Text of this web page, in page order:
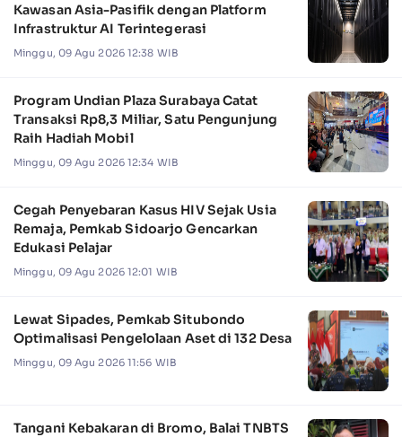
Kawasan Asia-Pasifik dengan Platform
Infrastruktur AI Terintegerasi
Minggu, 09 Agu 2026 12:38 WIB
Program Undian Plaza Surabaya Catat
Transaksi Rp8,3 Miliar, Satu Pengunjung
Raih Hadiah Mobil
Minggu, 09 Agu 2026 12:34 WIB
Cegah Penyebaran Kasus HIV Sejak Usia
Remaja, Pemkab Sidoarjo Gencarkan
Edukasi Pelajar
Minggu, 09 Agu 2026 12:01 WIB
Lewat Sipades, Pemkab Situbondo
Optimalisasi Pengelolaan Aset di 132 Desa
Minggu, 09 Agu 2026 11:56 WIB
Tangani Kebakaran di Bromo, Balai TNBTS